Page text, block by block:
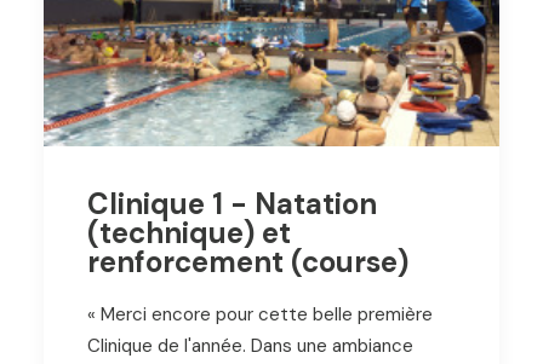
Clinique 1 - Natation
(technique) et
renforcement (course)
« Merci encore pour cette belle première
Clinique de l'année. Dans une ambiance